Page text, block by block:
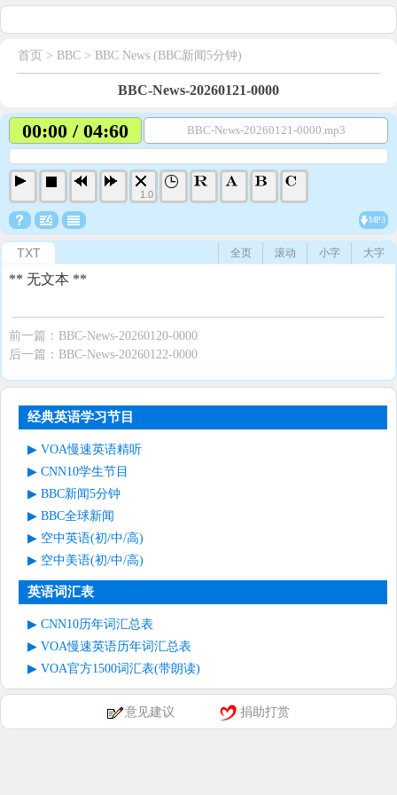
首页 > BBC > BBC News (BBC新闻5分钟)
BBC-News-20260121-0000
00:00 / 04:60 BBC-News-20260121-0000.mp3
1.0
MP3
TXT 大字
小字
滚动
全页
** 无文本 **
前一篇： BBC-News-20260120-0000
后一篇： BBC-News-20260122-0000
经典英语学习节目
VOA慢速英语精听
CNN10学生节目
BBC新闻5分钟
BBC全球新闻
空中英语(初/中/高)
空中美语(初/中/高)
英语词汇表
CNN10历年词汇总表
VOA慢速英语历年词汇总表
VOA官方1500词汇表(带朗读)
意见建议 捐助打赏